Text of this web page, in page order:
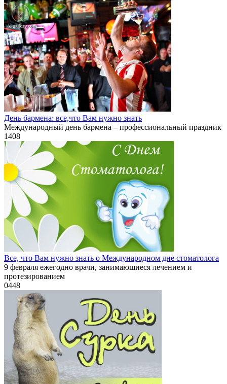
День бармена: все,что Вам нужно знать
Международный день бармена – профессиональный праздник
1408
Все, что Вам нужно знать о Международном дне стоматолога
9 февраля ежегодно врачи, занимающиеся лечением и
протезированием
0448